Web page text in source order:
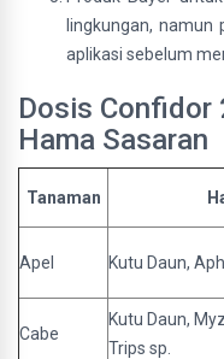
lingkungan,
aplikasi sebelum
Dosis Confidor
Hama Sasaran
Tanaman
Apel Kutu Daun,
Cabe
Kutu Daun,
Trips sp.